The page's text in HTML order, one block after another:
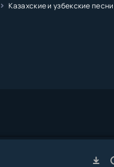
Казахские и узбекские песни